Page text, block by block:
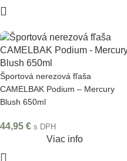
Športová nerezová fľaša
CAMELBAK Podium – Mercury
Blush 650ml
44,95 € s DPH
Viac info